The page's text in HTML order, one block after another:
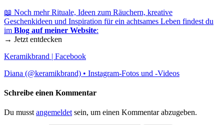
📖 Noch mehr Rituale, Ideen zum Räuchern, kreative
Geschenkideen und Inspiration für ein achtsames Leben findest du
im Blog auf meiner Website:
→ Jetzt entdecken
Keramikbrand | Facebook
Diana (@keramikbrand) • Instagram-Fotos und -Videos
Schreibe einen Kommentar
Du musst angemeldet sein, um einen Kommentar abzugeben.